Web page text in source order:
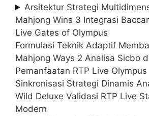
Arsitektur Strategi
Mahjong Wins 3 Integrasi
Live Gates of Olympus
Formulasi Teknik Adaptif
Mahjong Ways 2 Analisa Sicbo
Pemanfaatan RTP Live Olympus
Sinkronisasi Strategi Dinamis
Wild Deluxe Validasi RTP Live
Modern